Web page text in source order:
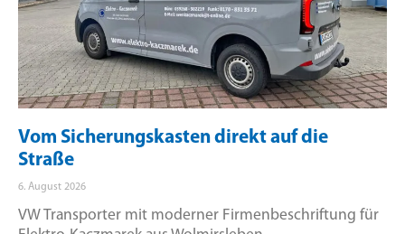
Vom Sicherungskasten direkt auf die
Straße
6. August 2026
VW Transporter mit moderner Firmenbeschriftung für